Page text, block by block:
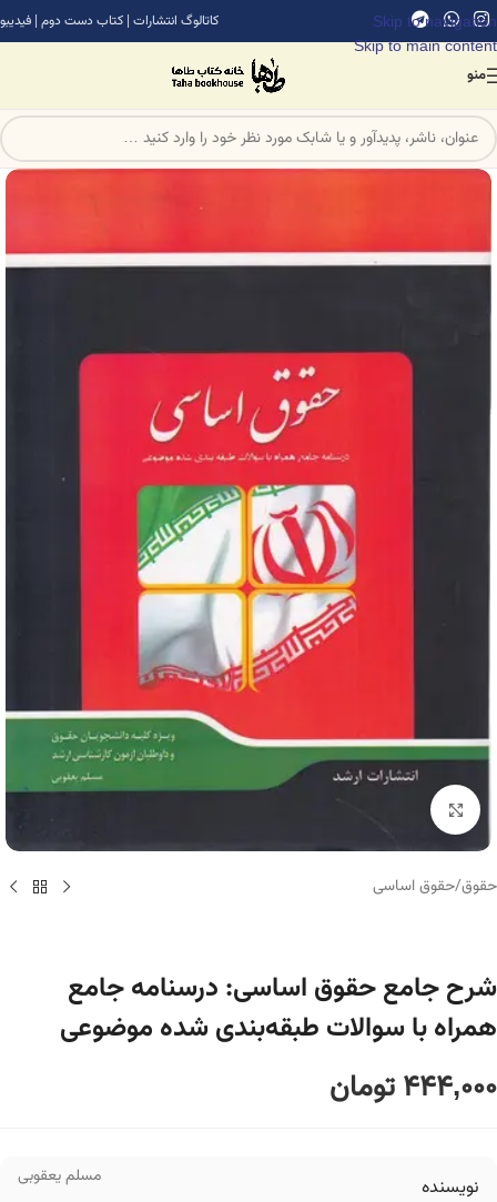
Skip to navigation
Skip to main content
کاتالوگ انتشارات | کتاب دست دوم | فیدیبو
منو
برای بزرگنمایی کلیک کنید
حقوق/حقوق اساسی
شرح جامع حقوق اساسی: درسنامه جامع
همراه با سوالات طبقه‌بندی شده موضوعی
444,000تومان
نویسنده مسلم یعقوبی